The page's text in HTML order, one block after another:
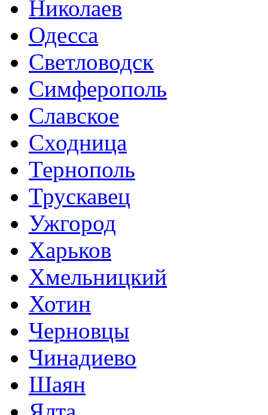
Николаев
Одесса
Светловодск
Симферополь
Славское
Сходница
Тернополь
Трускавец
Ужгород
Харьков
Хмельницкий
Хотин
Черновцы
Чинадиево
Шаян